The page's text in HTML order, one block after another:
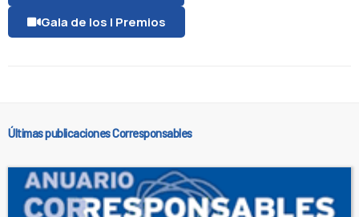
Gala de los I Premios
Últimas publicaciones Corresponsables